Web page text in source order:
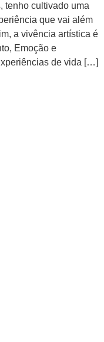
tenho cultivado uma
que vai além
a vivência artística é
Emoção e
de vida […]